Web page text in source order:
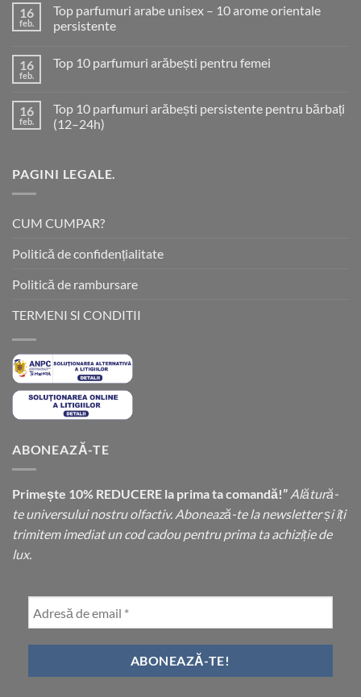
la
Cele
Mai
Arăbești
Ghid
Complet
2026
16
feb.
Top parfumuri arabe unisex – 10 arome orientale
persistente
la
unisex
10
16
feb.
Top 10 parfumuri arăbești pentru femei
Top
10
parfumuri
16
feb.
Top 10 parfumuri arăbești persistente pentru bărbați
(12–24h)
Top
10
pentru
24h)
PAGINI LEGALE.
CUM CUMPAR?
Politică de confidențialitate
Politică de rambursare
TERMENI SI CONDITII
ABONEAZĂ-TE
Primește 10% REDUCERE la prima ta comandă!” Alătură-
te universului nostru olfactiv. Abonează-te la newsletter și îți
trimitem imediat un cod cadou pentru prima ta achiziție de
lux.